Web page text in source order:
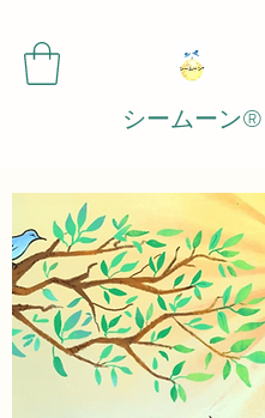
シームーン®️